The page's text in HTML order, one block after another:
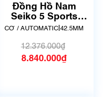
chưa qua sử dụng)
Đồng Hồ Nam
Seiko 5 Sports
Automatic SB-
CƠ / AUTOMATIC 42.5MM
12.376.000₫
8.840.000₫